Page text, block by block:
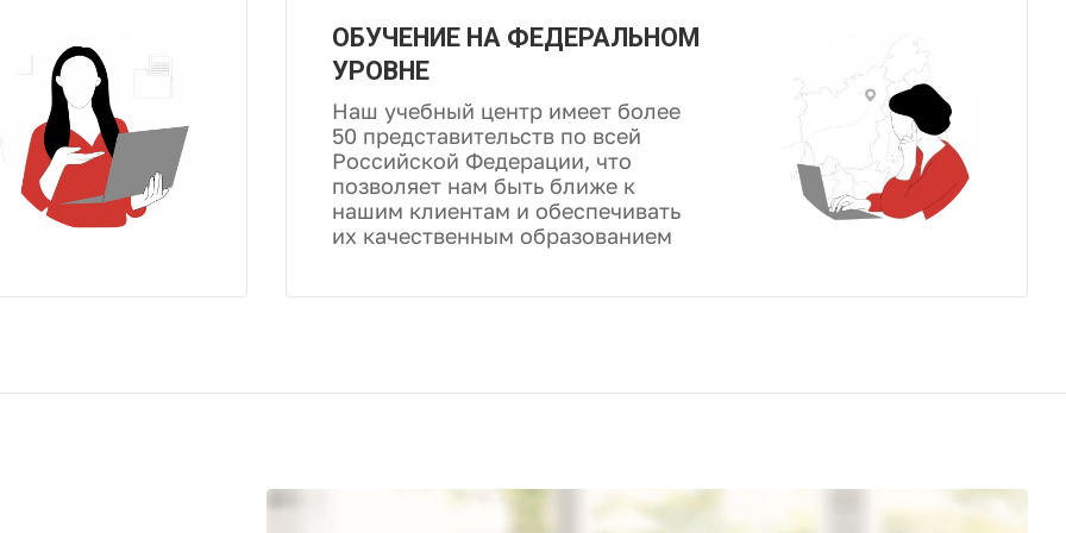
ОБУЧЕНИЕ НА ФЕДЕРАЛЬНОМ
УРОВНЕ
Наш учебный центр имеет более
50 представительств по всей
Российской Федерации, что
позволяет нам быть ближе к
нашим клиентам и обеспечивать
их качественным образованием